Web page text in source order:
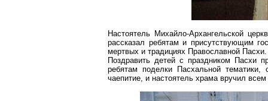
Настоятель Михайло-Архангельской
рассказал ребятам и присутствующим
мертвых и традициях Православной Пасхи.
Поздравить детей с праздником Пасхи
ребятам поделки Пасхальной
чаепитие, и настоятель храма вручил